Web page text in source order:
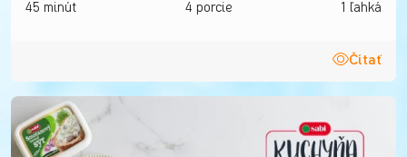
45 minút 4 porcie 1 ľahká
Čítať